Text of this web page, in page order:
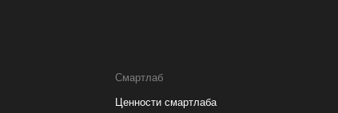
Смартлаб
Ценности смартлаба